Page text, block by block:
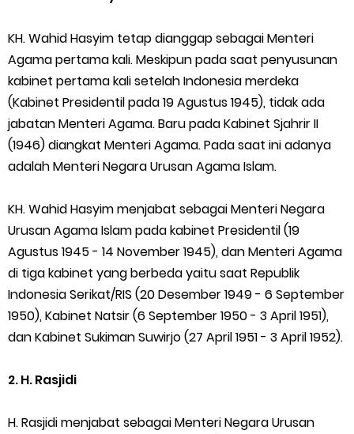
KH. Wahid Hasyim tetap dianggap sebagai Menteri
Agama pertama kali. Meskipun pada saat penyusunan
kabinet pertama kali setelah Indonesia merdeka
(Kabinet Presidentil pada 19 Agustus 1945), tidak ada
jabatan Menteri Agama. Baru pada Kabinet Sjahrir II
(1946) diangkat Menteri Agama. Pada saat ini adanya
adalah Menteri Negara Urusan Agama Islam.
KH. Wahid Hasyim menjabat sebagai Menteri Negara
Urusan Agama Islam pada kabinet Presidentil (19
Agustus 1945 - 14 November 1945), dan Menteri Agama
di tiga kabinet yang berbeda yaitu saat Republik
Indonesia Serikat/RIS (20 Desember 1949 - 6 September
1950), Kabinet Natsir (6 September 1950 - 3 April 1951),
dan Kabinet Sukiman Suwirjo (27 April 1951 - 3 April 1952).
2. H. Rasjidi
H. Rasjidi menjabat sebagai Menteri Negara Urusan